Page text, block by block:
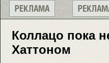
Коллацо пока
Хаттоном